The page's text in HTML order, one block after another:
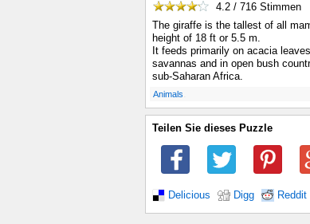
4.2 / 716 Stimmen
The giraffe is the tallest of all
height of 18 ft or 5.5 m.
It feeds primarily on acacia
savannas and in open bush
sub-Saharan Africa.
Animals
Teilen Sie dieses Puzzle
Delicious Digg Reddit